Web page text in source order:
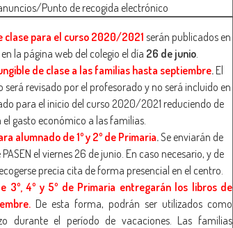
Punto de recogida electrónico
clase para el curso 2020/2021serán publicados en
la página web del colegio el día 26 de junio.
de clase a las familias hasta septiembre. El
revisado por el profesorado y no será incluido en
para el inicio del curso 2020/2021 reduciendo de
gasto económico a las familias.
alumnado de 1º y 2º de Primaria.Se enviarán de
el viernes 26 de junio. En caso necesario, y de
precia cita de forma presencial en el centro.
3º, 4º y 5º de Primaria entregarán los libros de
De esta forma, podrán ser utilizados como
durante el período de vacaciones. Las familias